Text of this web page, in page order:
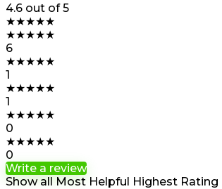
4.6 out of 5
★★★★★
★★★★★
6
★★★★★
1
★★★★★
1
★★★★★
0
★★★★★
0
Write a review
Show all Most Helpful Highest Rating